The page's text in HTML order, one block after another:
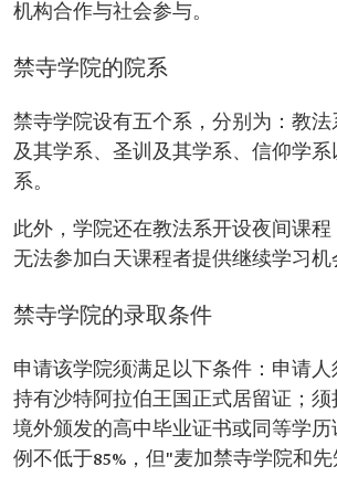
机构合作与社会参与。
禁寺学院的院系
禁寺学院设有五个系，分别为：教法
及其学系、圣训及其学系、信仰学
系。
此外，学院还在教法系开设夜间课
无法参加白天课程者提供继续学习机
禁寺学院的录取条件
申请该学院须满足以下条件：申请
持有沙特阿拉伯王国正式居留证；
境外颁发的高中毕业证书或同等学
例不低于85%，但"麦加禁寺学院和